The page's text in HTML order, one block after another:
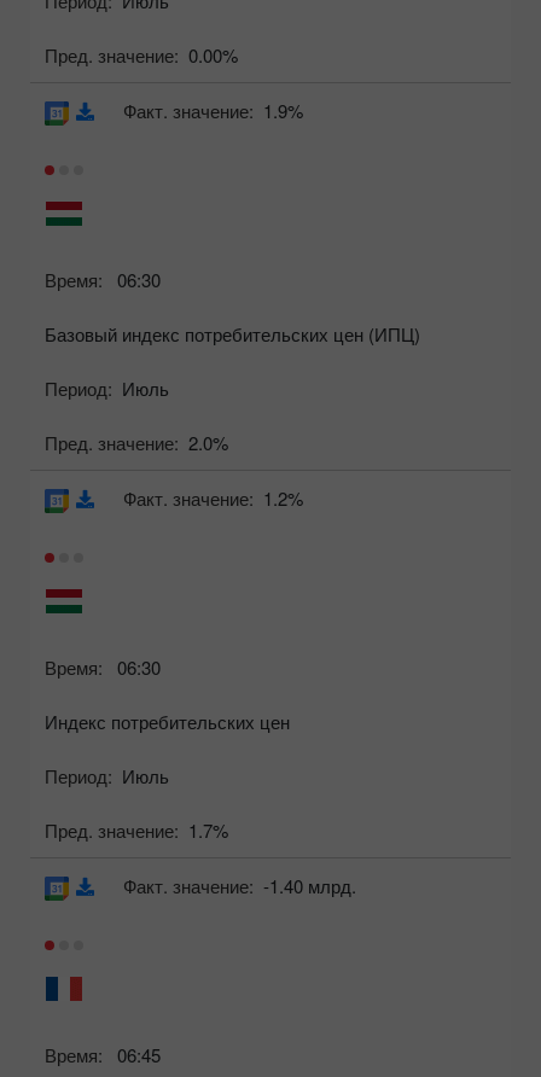
Пред. значение: 0.00%
Время: 06:30
Базовый индекс потребительских цен (ИПЦ)
Период: Июль
Пред. значение: 2.0%
Факт. значение: 1.9%
Время: 06:30
Индекс потребительских цен
Период: Июль
Пред. значение: 1.7%
Факт. значение: 1.2%
Время: 06:45
Факт. значение: -1.40 млрд.